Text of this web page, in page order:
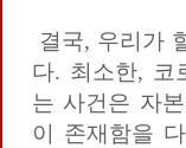
결국, 우리가
다. 최소한, 코
는 사건은 자
이 존재함을